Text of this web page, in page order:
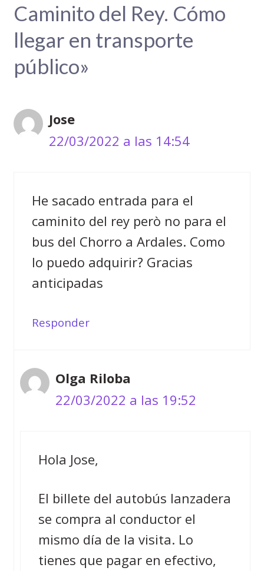
Caminito del Rey. Cómo
llegar en transporte
público»
Jose
22/03/2022 a las 14:54
He sacado entrada para el
caminito del rey però no para el
bus del Chorro a Ardales. Como
lo puedo adquirir? Gracias
anticipadas
Responder
Olga Riloba
22/03/2022 a las 19:52
Hola Jose,
El billete del autobús lanzadera
se compra al conductor el
mismo día de la visita. Lo
tienes que pagar en efectivo,